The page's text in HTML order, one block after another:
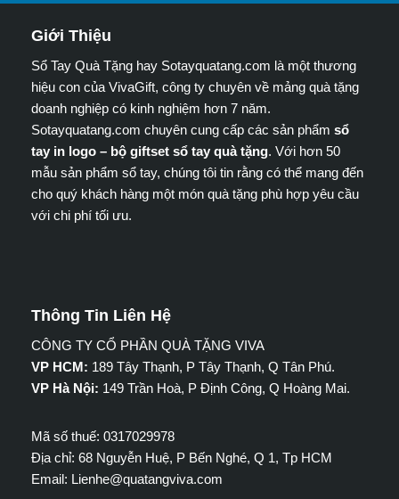
Giới Thiệu
Sổ Tay Quà Tặng hay Sotayquatang.com là một thương
hiệu con của VivaGift, công ty chuyên về mảng quà tặng
doanh nghiệp có kinh nghiệm hơn 7 năm.
Sotayquatang.com chuyên cung cấp các sản phẩm sổ
tay in logo – bộ giftset sổ tay quà tặng. Với hơn 50
mẫu sản phẩm sổ tay, chúng tôi tin rằng có thể mang đến
cho quý khách hàng một món quà tặng phù hợp yêu cầu
với chi phí tối ưu.
Thông Tin Liên Hệ
CÔNG TY CỔ PHẦN QUÀ TẶNG VIVA
VP HCM: 189 Tây Thạnh, P Tây Thạnh, Q Tân Phú.
VP Hà Nội: 149 Trần Hoà, P Định Công, Q Hoàng Mai.
Mã số thuế: 0317029978
Địa chỉ: 68 Nguyễn Huệ, P Bến Nghé, Q 1, Tp HCM
Email: Lienhe@quatangviva.com